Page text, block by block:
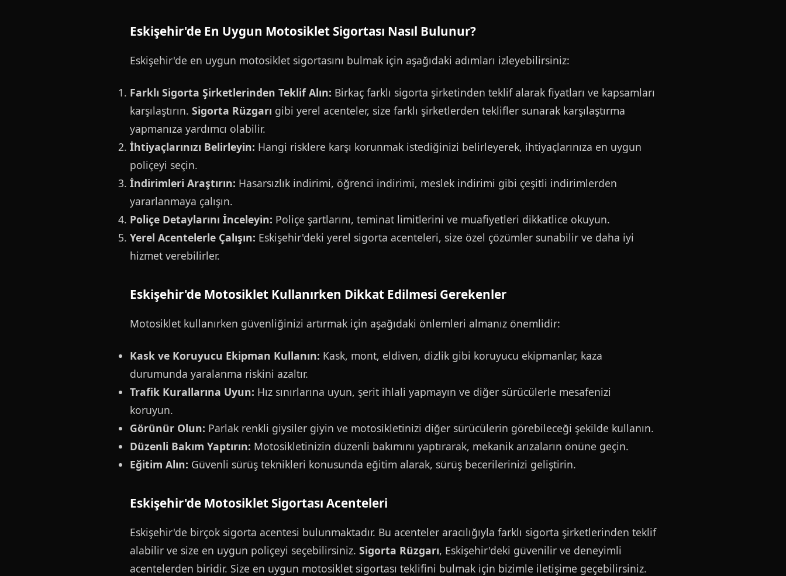
Eskişehir'de En Uygun Motosiklet Sigortası Nasıl Bulunur?
Eskişehir'de en uygun motosiklet sigortasını bulmak için aşağıdaki adımları izleyebilirsiniz:
Farklı Sigorta Şirketlerinden Teklif Alın: Birkaç farklı sigorta şirketinden teklif alarak fiyatları ve kapsamları
karşılaştırın. Sigorta Rüzgarı gibi yerel acenteler, size farklı şirketlerden teklifler sunarak karşılaştırma
yapmanıza yardımcı olabilir.
İhtiyaçlarınızı Belirleyin: Hangi risklere karşı korunmak istediğinizi belirleyerek, ihtiyaçlarınıza en uygun
poliçeyi seçin.
İndirimleri Araştırın: Hasarsızlık indirimi, öğrenci indirimi, meslek indirimi gibi çeşitli indirimlerden
yararlanmaya çalışın.
Poliçe Detaylarını İnceleyin: Poliçe şartlarını, teminat limitlerini ve muafiyetleri dikkatlice okuyun.
Yerel Acentelerle Çalışın: Eskişehir'deki yerel sigorta acenteleri, size özel çözümler sunabilir ve daha iyi
hizmet verebilirler.
Eskişehir'de Motosiklet Kullanırken Dikkat Edilmesi Gerekenler
Motosiklet kullanırken güvenliğinizi artırmak için aşağıdaki önlemleri almanız önemlidir:
Kask ve Koruyucu Ekipman Kullanın: Kask, mont, eldiven, dizlik gibi koruyucu ekipmanlar, kaza
durumunda yaralanma riskini azaltır.
Trafik Kurallarına Uyun: Hız sınırlarına uyun, şerit ihlali yapmayın ve diğer sürücülerle mesafenizi
koruyun.
Görünür Olun: Parlak renkli giysiler giyin ve motosikletinizi diğer sürücülerin görebileceği şekilde kullanın.
Düzenli Bakım Yaptırın: Motosikletinizin düzenli bakımını yaptırarak, mekanik arızaların önüne geçin.
Eğitim Alın: Güvenli sürüş teknikleri konusunda eğitim alarak, sürüş becerilerinizi geliştirin.
Eskişehir'de Motosiklet Sigortası Acenteleri
Eskişehir'de birçok sigorta acentesi bulunmaktadır. Bu acenteler aracılığıyla farklı sigorta şirketlerinden teklif
alabilir ve size en uygun poliçeyi seçebilirsiniz. Sigorta Rüzgarı, Eskişehir'deki güvenilir ve deneyimli
acentelerden biridir. Size en uygun motosiklet sigortası teklifini bulmak için bizimle iletişime geçebilirsiniz.